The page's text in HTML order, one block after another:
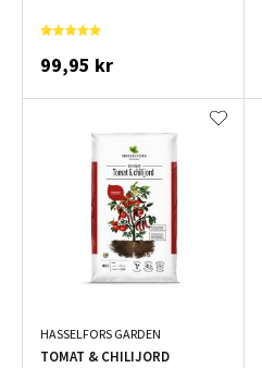
99,95 kr
HASSELFORS GARDEN
TOMAT & CHILIJORD